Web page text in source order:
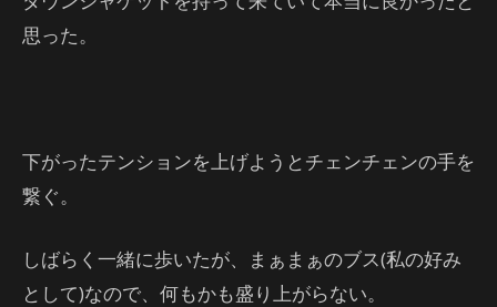
思った。
下がったテンションを上げようとチェンチェンの手を
繋ぐ。
しばらく一緒に歩いたが、まぁまぁのブス(私の好み
として)なので、何もかも盛り上がらない。